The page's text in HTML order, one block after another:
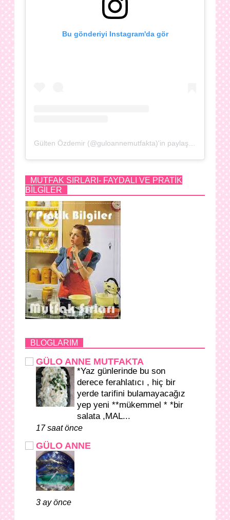
Bu gönderiyi Instagram'da gör
MUTFAK SIRLARI- FAYDALI VE PRATİK
BİLGİLER
BLOGLARIM
GÜLO ANNE MUTFAKTA
*Yaz günlerinde bu son
derece ferahlatıcı , hiç bir
yerde tarifini bulamayacağız
yep yeni **mükemmel * *bir
salata ,MAL...
17 saat önce
GÜLO ANNE
3 ay önce